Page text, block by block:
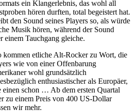
ein Klangerlebnis, das wohl all
hören durften, total begeistert hat.
den Sound seines Players so, als würde
Musik hören, während der Sound
einem Tauchgang gleiche.
kommen etliche Alt-Rocker zu Wort, die
wie von einer Offenbarung
wohl grundsätzlich
enthusiastischer als Europäer,
einen schon … Ab dem ersten Quartal
zu einem Preis von 400 US-Dollar
wir mehr.